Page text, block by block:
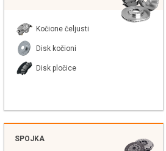
Kočione čeljusti
Disk kočioni
Disk pločice
SPOJKA